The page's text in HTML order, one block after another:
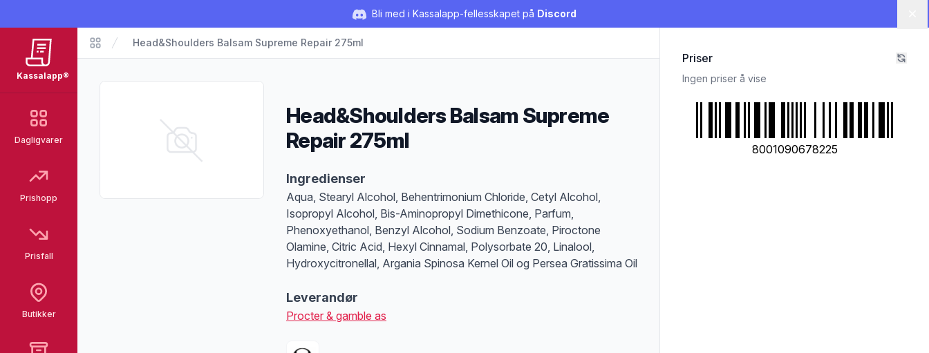
Bli med i Kassalapp-fellesskapet på Discord
Kassalapp®
Dagligvarer
Prishopp
Prisfall
Butikker
Matvarer
Head&Shoulders Balsam Supreme Repair 275ml
Head&Shoulders Balsam Supreme
Repair 275ml
Ingredienser
Aqua, Stearyl Alcohol, Behentrimonium Chloride, Cetyl Alcohol,
Isopropyl Alcohol, Bis-Aminopropyl Dimethicone, Parfum,
Phenoxyethanol, Benzyl Alcohol, Sodium Benzoate, Piroctone
Olamine, Citric Acid, Hexyl Cinnamal, Polysorbate 20, Linalool,
Hydroxycitronellal, Argania Spinosa Kernel Oil og Persea Gratissima Oil
Leverandør
Procter & gamble as
Priser
Ingen priser å vise
8001090678225